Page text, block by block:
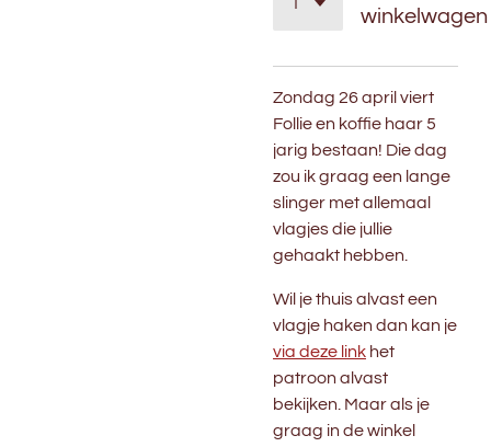
winkelwagen
Zondag 26 april viert
Follie en koffie haar 5
jarig bestaan! Die dag
zou ik graag een lange
slinger met allemaal
vlagjes die jullie
gehaakt hebben.
Wil je thuis alvast een
vlagje haken dan kan je
via deze link het
patroon alvast
bekijken. Maar als je
graag in de winkel